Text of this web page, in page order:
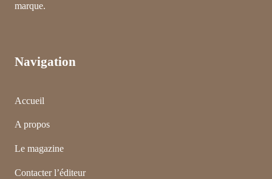
marque.
Navigation
Accueil
A propos
Le magazine
Contacter l’éditeur